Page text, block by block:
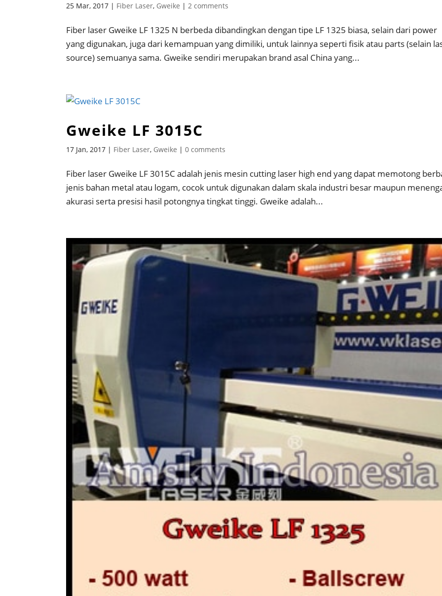
25 Mar, 2017 | Fiber Laser, Gweike | 2 comments
Fiber laser Gweike LF 1325 N berbeda dibandingkan dengan tipe LF 1325 biasa, selain dari power
yang digunakan, juga dari kemampuan yang dimiliki, untuk lainnya seperti fisik atau parts (selain
source) semuanya sama. Gweike sendiri merupakan brand asal China yang...
Gweike LF 3015C
17 Jan, 2017 | Fiber Laser, Gweike |0 comments
Fiber laser Gweike LF 3015C adalah jenis mesin cutting laser high end yang dapat memotong
jenis bahan metal atau logam, cocok untuk digunakan dalam skala industri besar maupun
akurasi serta presisi hasil potongnya tingkat tinggi. Gweike adalah...